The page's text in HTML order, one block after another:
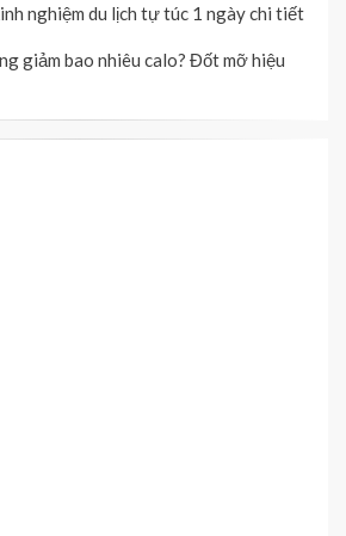
nghiệm du lịch tự túc 1 ngày chi tiết
giảm bao nhiêu calo? Đốt mỡ hiệu